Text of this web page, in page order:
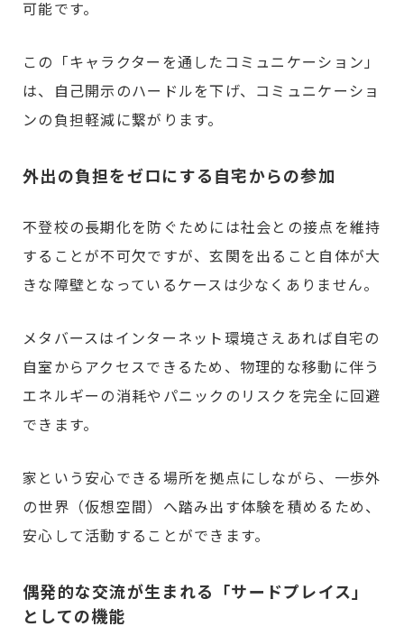
可能です。
この「キャラクターを通したコミュニケーション」
は、自己開示のハードルを下げ、コミュニケーショ
ンの負担軽減に繋がります。
外出の負担をゼロにする自宅からの参加
不登校の長期化を防ぐためには社会との接点を維持
することが不可欠ですが、玄関を出ること自体が大
きな障壁となっているケースは少なくありません。
メタバースはインターネット環境さえあれば自宅の
自室からアクセスできるため、物理的な移動に伴う
エネルギーの消耗やパニックのリスクを完全に回避
できます。
家という安心できる場所を拠点にしながら、一歩外
の世界（仮想空間）へ踏み出す体験を積めるため、
安心して活動することができます。
偶発的な交流が生まれる「サードプレイス」
としての機能